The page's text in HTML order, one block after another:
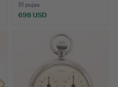
51 pujas
698 USD